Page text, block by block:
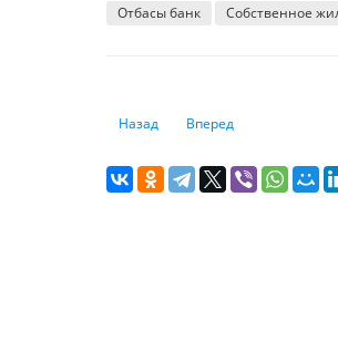
Отбасы банк Собственное
Предыдущий: Новая
Назад Следующий: В Jana
Вперед